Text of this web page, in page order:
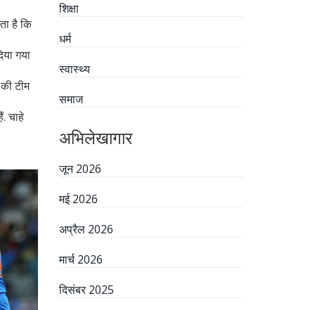
है कि
गया
टीम
चाहे
शिक्षा
धर्म
स्वास्थ्य
समाज
अभिलेखागार
जून 2026
मई 2026
अप्रैल 2026
मार्च 2026
दिसंबर 2025